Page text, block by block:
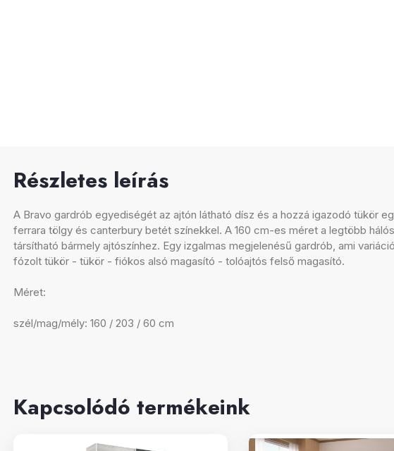
Részletes leírás
A Bravo gardrób egyediségét az ajtón látható dísz és a hozzá igazodó tükör
ferrara tölgy és canterbury betét színekkel. A 160 cm-es méret a legtöbb
társítható bármely ajtószínhez. Egy izgalmas megjelenésű gardrób, ami
fózolt tükör - tükör - fiókos alsó magasító - tolóajtós felső magasító.
Méret:
szél/mag/mély: 160 / 203 / 60 cm
Kapcsolódó termékeink